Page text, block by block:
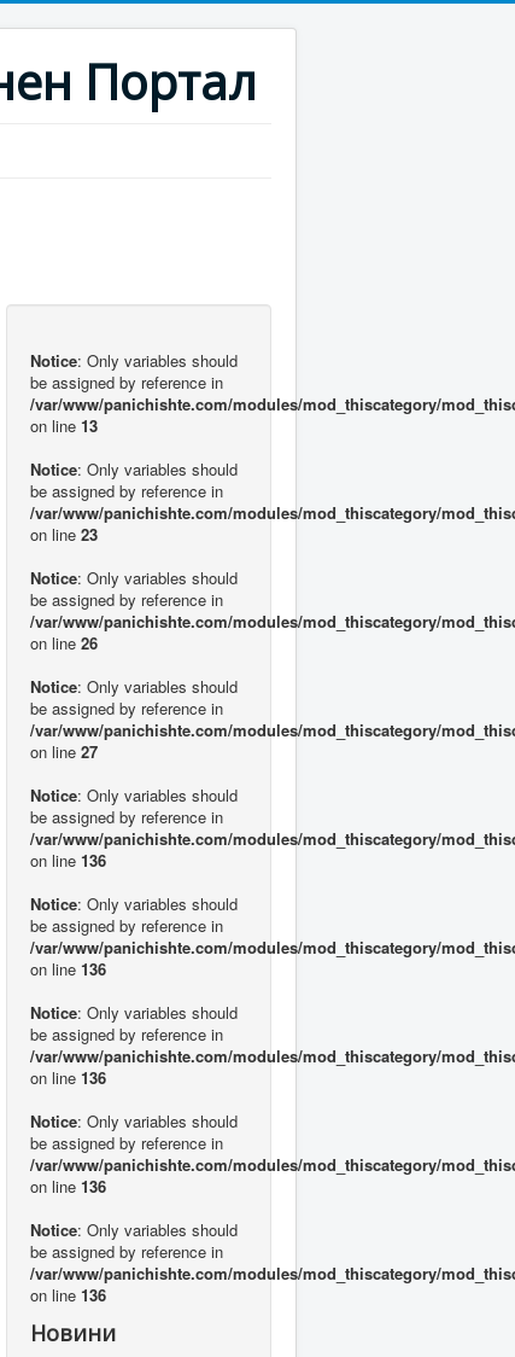
Портал
Notice: Only variables should
be assigned by reference in
/var/www/panichishte.com/modules/mod_thiscategory/
on line 13
Notice: Only variables should
be assigned by reference in
/var/www/panichishte.com/modules/mod_thiscategory/
on line 23
Notice: Only variables should
be assigned by reference in
/var/www/panichishte.com/modules/mod_thiscategory/
on line 26
Notice: Only variables should
be assigned by reference in
/var/www/panichishte.com/modules/mod_thiscategory/
on line 27
Notice: Only variables should
be assigned by reference in
/var/www/panichishte.com/modules/mod_thiscategory/
on line 136
Notice: Only variables should
be assigned by reference in
/var/www/panichishte.com/modules/mod_thiscategory/
on line 136
Notice: Only variables should
be assigned by reference in
/var/www/panichishte.com/modules/mod_thiscategory/
on line 136
Notice: Only variables should
be assigned by reference in
/var/www/panichishte.com/modules/mod_thiscategory/
on line 136
Notice: Only variables should
be assigned by reference in
/var/www/panichishte.com/modules/mod_thiscategory/
on line 136
Новини